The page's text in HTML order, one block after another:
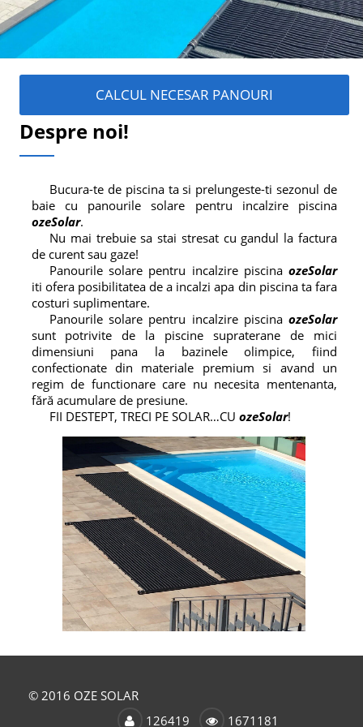
CALCUL NECESAR PANOURI
Despre noi!
Bucura-te de piscina ta si prelungeste-ti sezonul de
baie cu panourile solare pentru incalzire piscina
ozeSolar.
Nu mai trebuie sa stai stresat cu gandul la factura
de curent sau gaze!
Panourile solare pentru incalzire piscina ozeSolar
iti ofera posibilitatea de a incalzi apa din piscina ta fara
costuri suplimentare.
Panourile solare pentru incalzire piscina ozeSolar
sunt potrivite de la piscine supraterane de mici
dimensiuni pana la bazinele olimpice, fiind
confectionate din materiale premium si avand un
regim de functionare care nu necesita mentenanta,
fără acumulare de presiune.
FII DESTEPT, TRECI PE SOLAR…CU ozeSolar!
© 2016 OZE SOLAR
126419
1671181